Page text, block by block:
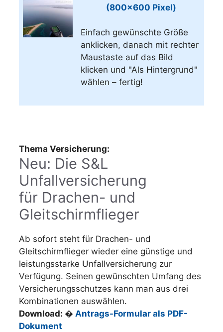
(800×600 Pixel)
Einfach gewünschte Größe
anklicken, danach mit rechter
Maustaste auf das Bild
klicken und "Als Hintergrund"
wählen – fertig!
Thema Versicherung:
Neu: Die S&L
Unfallversicherung
für Drachen- und
Gleitschirmflieger
Ab sofort steht für Drachen- und
Gleitschirmflieger wieder eine günstige und
leistungsstarke Unfallversicherung zur
Verfügung. Seinen gewünschten Umfang des
Versicherungsschutzes kann man aus drei
Kombinationen auswählen.
Download: � Antrags-Formular als PDF-
Dokument